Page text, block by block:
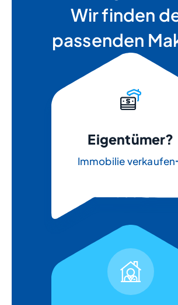
Wir finden
passenden
Eigentümer?
Immobilie verkaufen